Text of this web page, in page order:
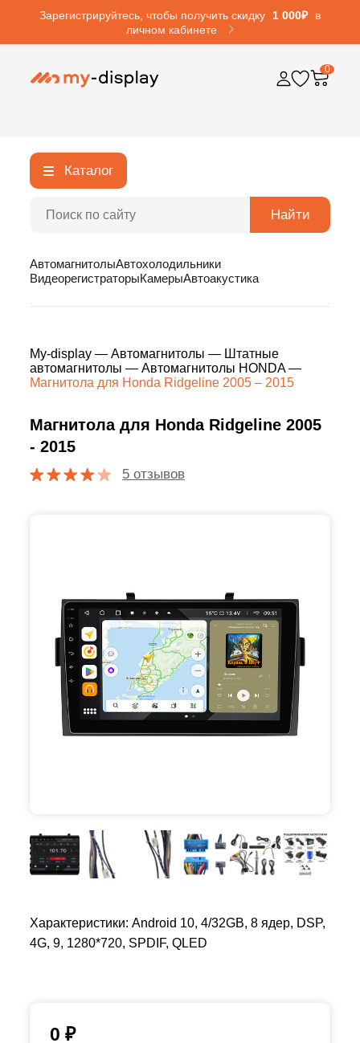
Зарегистрируйтесь, чтобы получить скидку 1 000₽
в
личном кабинете
0
Каталог
Найти
АвтомагнитолыАвтохолодильники
ВидеорегистраторыКамерыАвтоакустика
My-display — Автомагнитолы — Штатные
автомагнитолы — Автомагнитолы HONDA—
Магнитола для Honda Ridgeline 2005 – 2015
Магнитола для Honda Ridgeline 2005
- 2015
5 отзывов
Характеристики: Android 10, 4/32GB, 8 ядер, DSP,
4G, 9, 1280*720, SPDIF, QLED
0 ₽